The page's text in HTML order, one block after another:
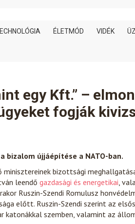
ÉLETMÓD VIDÉK
egy Kft.” –
fogják
bizalom újjáépítése a NATO-ban.
bizottsági
leendő gazdasági és energetikai,
Ruszin-Szendi Romulusz
előtt. Ruszin-Szendi szerint az
katonákkal szemben, valamint az